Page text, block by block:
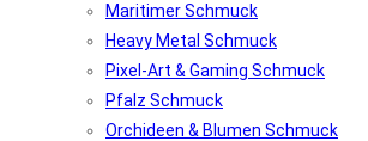
Maritimer Schmuck
Heavy Metal Schmuck
Pixel-Art & Gaming Schmuck
Pfalz Schmuck
Orchideen & Blumen Schmuck